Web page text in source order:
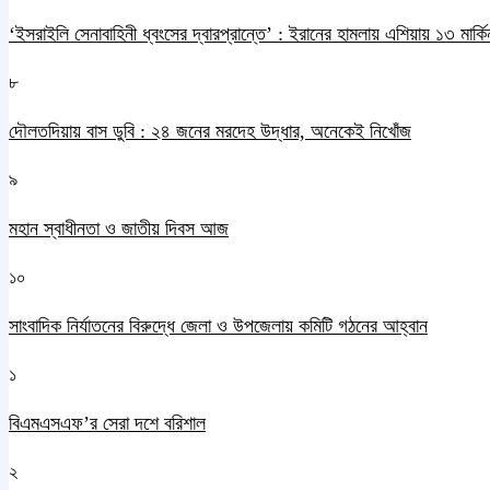
‘ইসরাইলি সেনাবাহিনী ধ্বংসের দ্বারপ্রান্তে’ : ইরানের হামলায় এশিয়ায় ১৩
৮
দৌলতদিয়ায় বাস ডুবি : ২৪ জনের মরদেহ উদ্ধার, অনেকেই নিখোঁজ
৯
মহান স্বাধীনতা ও জাতীয় দিবস আজ
১০
সাংবাদিক নির্যাতনের বিরুদ্ধে জেলা ও উপজেলায় কমিটি গঠনের আহ্বান
১
বিএমএসএফ’র সেরা দশে বরিশাল
২